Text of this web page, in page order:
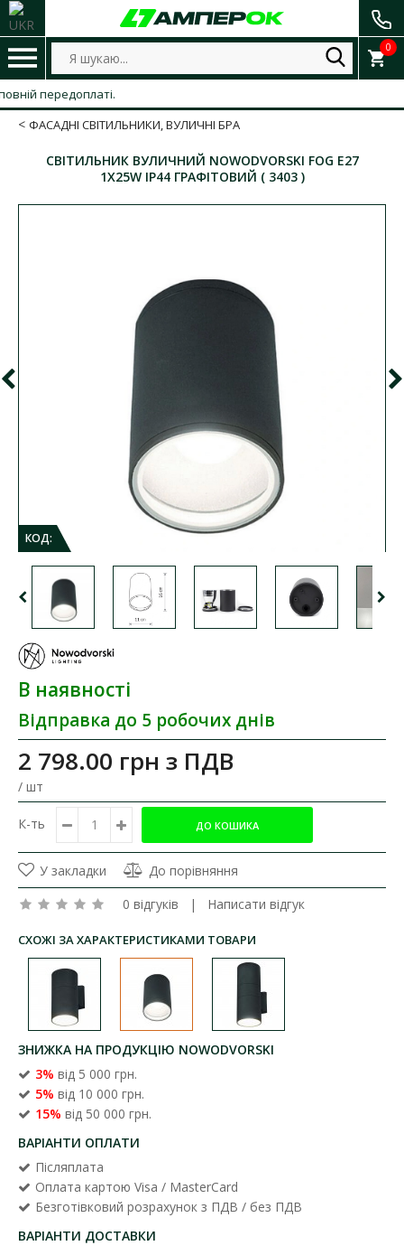
0
передоплаті.
ФАСАДНІ СВІТИЛЬНИКИ, ВУЛИЧНІ БРА
СВІТИЛЬНИК ВУЛИЧНИЙ NOWODVORSKI FOG E27
1X25W IP44 ГРАФІТОВИЙ ( 3403 )
КОД:
В наявності
Відправка до 5 робочих днів
2 798.00 грн з ПДВ
/ шт
К-ть
У закладки
До порівняння
0 відгуків | Написати відгук
СХОЖІ ЗА ХАРАКТЕРИСТИКАМИ ТОВАРИ
ЗНИЖКА НА ПРОДУКЦІЮ NOWODVORSKI
3% від 5 000 грн.
5% від 10 000 грн.
15% від 50 000 грн.
ВАРІАНТИ ОПЛАТИ
Післяплата
Оплата картою Visa / MasterCard
Безготівковий розрахунок з ПДВ / без ПДВ
ВАРІАНТИ ДОСТАВКИ